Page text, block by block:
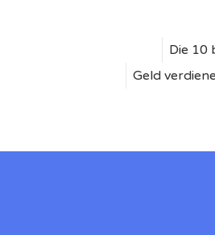
Die 10
Geld